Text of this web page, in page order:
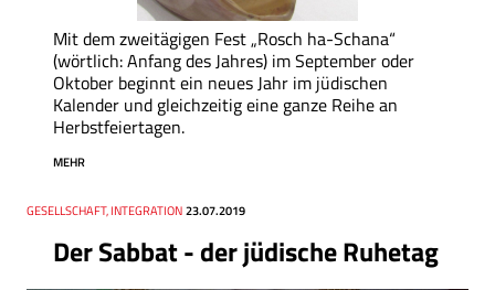
Mit dem zweitägigen Fest „Rosch ha-Schana“
(wörtlich: Anfang des Jahres) im September oder
Oktober beginnt ein neues Jahr im jüdischen
Kalender und gleichzeitig eine ganze Reihe an
Herbstfeiertagen.
MEHR
Der Sabbat - der jüdische Ruhetag
Thema
GESELLSCHAFT, INTEGRATION
Datum 23.07.2019